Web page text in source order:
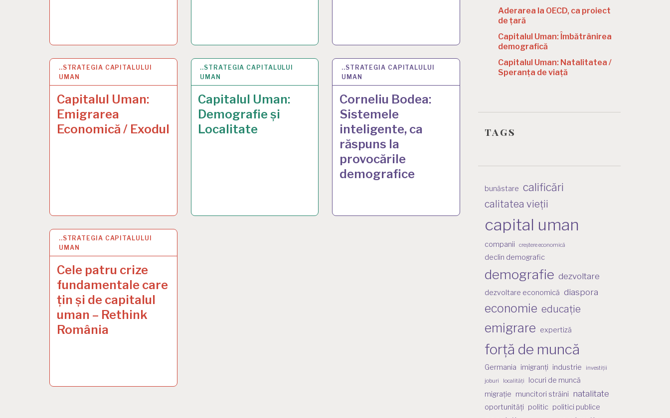
..STRATEGIA CAPITALULUI
UMAN
Capitalul Uman:
Emigrarea
Economică / Exodul
8 JAN 2025
..STRATEGIA CAPITALULUI
UMAN
Capitalul Uman:
Demografie și
Localitate
2 DEC 2024
..STRATEGIA CAPITALULUI
UMAN
Corneliu Bodea:
Sistemele
inteligente, ca
răspuns la
provocările
demografice
21 MAY 2024
..STRATEGIA CAPITALULUI
UMAN
Cele patru crize
fundamentale care
țin și de capitalul
uman – Rethink
România
30 MAR 2023
Aderarea la OECD, ca proiect
de țară
Capitalul Uman: Îmbătrânirea
demografică
Capitalul Uman: Natalitatea /
Speranța de viață
tags
bunăstare calificări
calitatea vieții
capital uman
companii creștere economică
declin demografic
demografie dezvoltare
dezvoltare economică diaspora
economie educație
emigrare expertiză
forță de muncă
Germania imigranți industrie
investiții
joburi
localități
locuri de muncă
migrație muncitori străini natalitate
oportunități politic politici publice